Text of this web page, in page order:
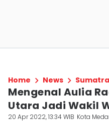
Home News
Mengenal Aulia
Utara Jadi Wakil
20 Apr 2022, 13:34 WIB Kota